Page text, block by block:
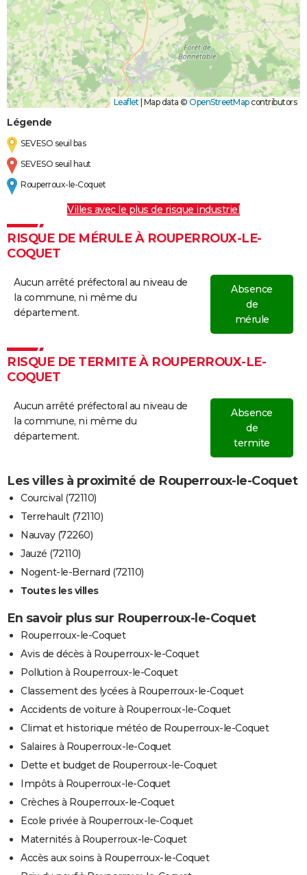
Leaflet Map data © OpenStreetMapcontributors
Légende
SEVESO seuil bas
SEVESO seuil haut
Rouperroux-le-Coquet
Villes avec le plus de risque industriel
RISQUE DE MÉRULE À ROUPERROUX-LE-
COQUET
Aucun arrêté préfectoral au niveau de
la commune, ni même du
département.
Absence
de
mérule
RISQUE DE TERMITE À ROUPERROUX-LE-
COQUET
Aucun arrêté préfectoral au niveau de
la commune, ni même du
département.
Absence
de
termite
Les villes à proximité de Rouperroux-le-Coquet
Courcival (72110)
Terrehault (72110)
Nauvay (72260)
Jauzé (72110)
Nogent-le-Bernard (72110)
Toutes les villes
En savoir plus sur Rouperroux-le-Coquet
Rouperroux-le-Coquet
Avis de décès à Rouperroux-le-Coquet
Pollution à Rouperroux-le-Coquet
Classement des lycées à Rouperroux-le-Coquet
Accidents de voiture à Rouperroux-le-Coquet
Climat et historique météo de Rouperroux-le-Coquet
Salaires à Rouperroux-le-Coquet
Dette et budget de Rouperroux-le-Coquet
Impôts à Rouperroux-le-Coquet
Crèches à Rouperroux-le-Coquet
Ecole privée à Rouperroux-le-Coquet
Maternités à Rouperroux-le-Coquet
Accès aux soins à Rouperroux-le-Coquet